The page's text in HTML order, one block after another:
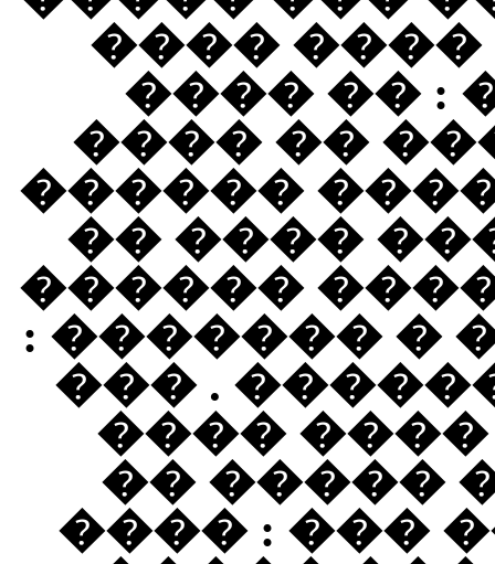
�� �����
���� ���
�����
���� ���
������
����� �
�� �
��� ����
����
������� "
���� – ���